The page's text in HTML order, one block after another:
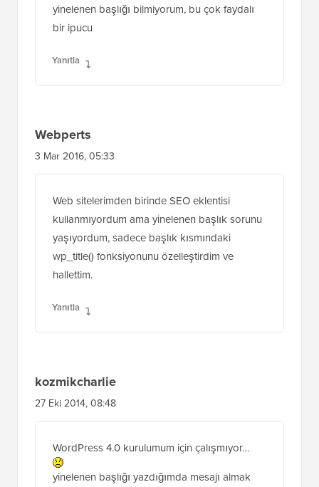
yinelenen başlığı bilmiyorum, bu çok faydalı
bir ipucu
Yanıtla
Webperts
3 Mar 2016, 05:33
Web sitelerimden birinde SEO eklentisi
kullanmıyordum ama yinelenen başlık sorunu
yaşıyordum, sadece başlık kısmındaki
wp_title() fonksiyonunu özelleştirdim ve
hallettim.
Yanıtla
kozmikcharlie
27 Eki 2014, 08:48
WordPress 4.0 kurulumum için çalışmıyor…
yinelenen başlığı yazdığımda mesajı almak